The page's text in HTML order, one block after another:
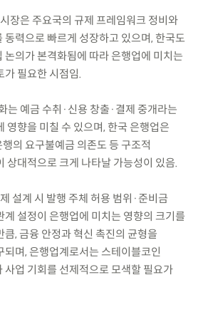
장은 주요국의 규제 프레임워크 정비와
동력으로 빠르게 성장하고 있으며, 한국도
논의가 본격화됨에 따라 은행업에 미치는
가 필요한 시점임.
는 예금 수취·신용 창출·결제 중개라는
영향을 미칠 수 있으며, 한국 은행업은
의 요구불예금 의존도 등 구조적
상대적으로 크게 나타날 가능성이 있음.
설계 시 발행 주체 허용 범위·준비금
설정이 은행업에 미치는 영향의 크기를
, 금융 안정과 혁신 촉진의 균형을
되며, 은행업계로서는 스테이블코인
사업 기회를 선제적으로 모색할 필요가